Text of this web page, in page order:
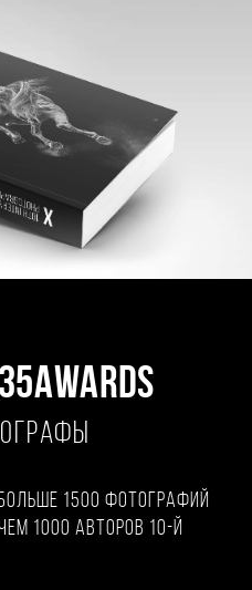
1500 фотографий
1000 авторов 10-й